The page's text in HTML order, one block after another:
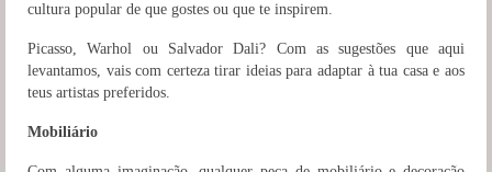
cultura popular de que gostes ou que te inspirem.
Picasso, Warhol ou Salvador Dali? Com as sugestões que aqui
levantamos, vais com certeza tirar ideias para adaptar à tua casa e aos
teus artistas preferidos.
Mobiliário